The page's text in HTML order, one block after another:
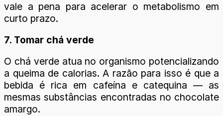
vale a pena para acelerar o metabolismo em
curto prazo.
7. Tomar chá verde
O chá verde atua no organismo potencializando
a queima de calorias. A razão para isso é que a
bebida é rica em cafeína e catequina — as
mesmas substâncias encontradas no chocolate
amargo.